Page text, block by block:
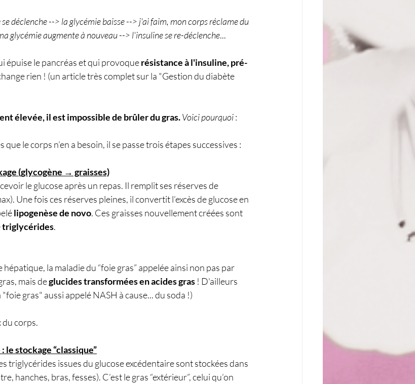
déclenche --> la glycémie baisse --> j'ai faim, mon corps réclame du
glycémie augmente à nouveau --> l'insuline se re-déclenche...
épuise le pancréas et qui provoque résistance à l'insuline, pré-
rien ! (un article très complet sur la "Gestion du diabète
élevée, il est impossible de brûler du gras.Voici pourquoi :
le corps n’en a besoin, il se passe trois étapes successives :
(glycogène → graisses)
le glucose après un repas. Il remplit ses réserves de
Une fois ces réserves pleines, il convertit l’excès de glucose en
lipogenèse de novo. Ces graisses nouvellement créées sont
triglycérides.
la maladie du “foie gras” appelée ainsi non pas par
mais de glucides transformées en acides gras ! D'ailleurs
gras" aussi appelé NASH à cause... du soda !)
corps.
le stockage “classique”
triglycérides issues du glucose excédentaire sont stockées dans
hanches, bras, fesses). C’est le gras “extérieur”, celui qu’on